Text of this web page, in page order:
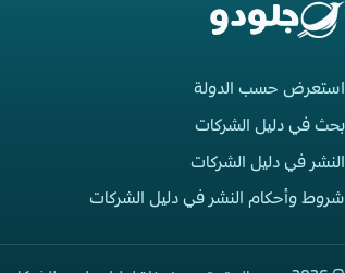
استعرض حسب الدولة
بحث في دليل الشركات
النشر في دليل الشركات
شروط وأحكام النشر في دليل الشركات